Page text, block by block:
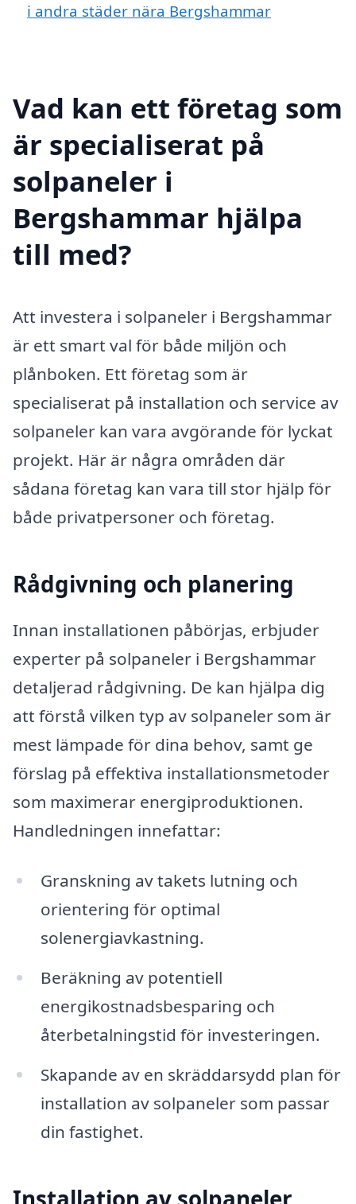
i andra städer nära Bergshammar
Vad kan ett företag som
är specialiserat på
solpaneler i
Bergshammar hjälpa
till med?
Att investera i solpaneler i Bergshammar
är ett smart val för både miljön och
plånboken. Ett företag som är
specialiserat på installation och service av
solpaneler kan vara avgörande för lyckat
projekt. Här är några områden där
sådana företag kan vara till stor hjälp för
både privatpersoner och företag.
Rådgivning och planering
Innan installationen påbörjas, erbjuder
experter på solpaneler i Bergshammar
detaljerad rådgivning. De kan hjälpa dig
att förstå vilken typ av solpaneler som är
mest lämpade för dina behov, samt ge
förslag på effektiva installationsmetoder
som maximerar energiproduktionen.
Handledningen innefattar:
Granskning av takets lutning och
orientering för optimal
solenergiavkastning.
Beräkning av potentiell
energikostnadsbesparing och
återbetalningstid för investeringen.
Skapande av en skräddarsydd plan för
installation av solpaneler som passar
din fastighet.